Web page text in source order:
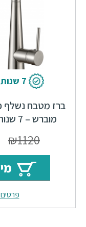
7 שנות אחריות
ברז מטבח נשלף
מוברש – 7 שנות אחריות Sedal
₪1120